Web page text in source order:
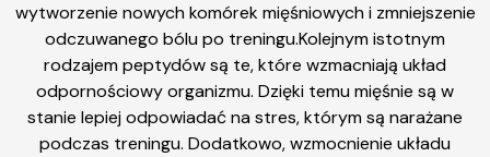
wytworzenie nowych komórek mięśniowych i zmniejszenie
odczuwanego bólu po treningu.Kolejnym istotnym
rodzajem peptydów są te, które wzmacniają układ
odpornościowy organizmu. Dzięki temu mięśnie są w
stanie lepiej odpowiadać na stres, którym są narażane
podczas treningu. Dodatkowo, wzmocnienie układu